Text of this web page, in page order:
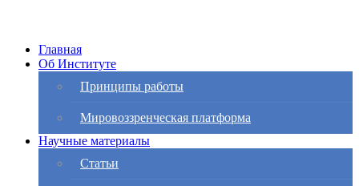
Главная
Об Институте
Принципы работы
Мировоззренческая платформа
Научные материалы
Статьи